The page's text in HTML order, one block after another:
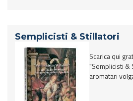
Semplicisti & Stillatori
Scarica qui
"Semplicisti &
aromatari